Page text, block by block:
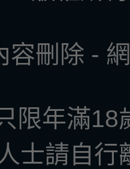
容刪除 -
限年滿18
士請自行